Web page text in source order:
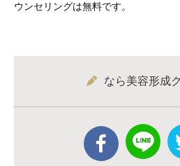
ウンセリングは無料です。
なら美容形成